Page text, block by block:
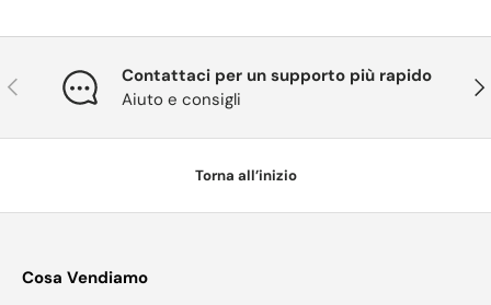
Indietro
Contattaci per un supporto più rapido
Aiuto e consigli
Torna all’inizio
Cosa Vendiamo